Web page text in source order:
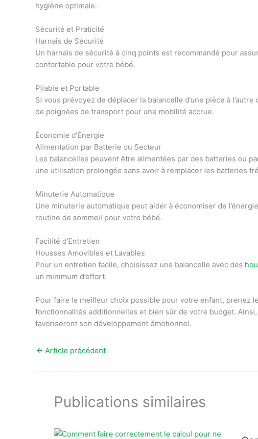
hygiène optimale.
Sécurité et Praticité
Harnais de Sécurité
Un harnais de sécurité à cinq points est recommandé pour
confortable pour votre bébé.
Pliable et Portable
Si vous prévoyez de déplacer la balancelle d’une pièce à
de poignées de transport pour une mobilité accrue.
Économie d’Énergie
Alimentation par Batterie ou Secteur
Les balancelles peuvent être alimentées par des batteries ou
une utilisation prolongée sans avoir à remplacer les batteries
Minuterie Automatique
Une minuterie automatique peut aider à économiser de
routine de sommeil pour votre bébé.
Facilité d’Entretien
Housses Amovibles et Lavables
Pour un entretien facile, choisissez une balancelle avec des
un minimum d’effort.
Pour faire le meilleur choix possible pour votre enfant, prenez
fonctionnalités additionnelles et bien sûr de votre budget.
favoriseront son développement émotionnel.
← Article précédent
Publications similaires